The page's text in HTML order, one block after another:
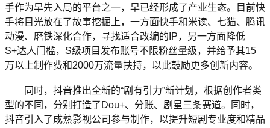
手作为早先入局的平台之一，早已经形成了产业生态。目前快
手将目光放在了故事挖掘上，一方面快手和米读、七猫、腾讯
动漫、磨铁深化合作，寻找适合改编的IP，另一方面降低
S+达人门槛，S级项目发布账号不限粉丝量级，并给予其15
万以上制作费和2000万流量扶持，以此鼓励更多创新内容。
同时，抖音推出全新的“剧有引力”新计划，根据创作者类
型的不同，分别打造了Dou+、分账、剧星三条赛道。同时，
抖音引入了成熟影视公司参与制作，以提升短剧专业度和精品